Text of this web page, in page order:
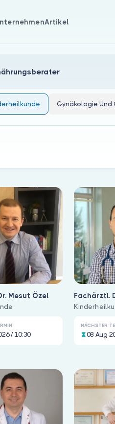
Artikel
Gynäkologie Und
Mesut Özel
/ 10:30
Fachärztl.
NÄCHSTER
08 Aug